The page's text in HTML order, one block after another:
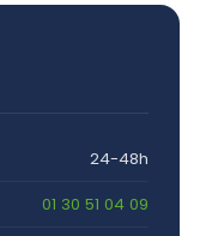
24-48h
01 30 51 04 09